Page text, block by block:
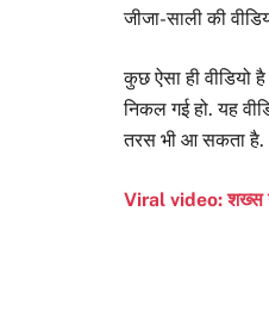
जीजा-साली की
कुछ ऐसा ही वीडियो
निकल गई हो. यह
तरस भी आ सकता है.
Viral video: शख्स ने